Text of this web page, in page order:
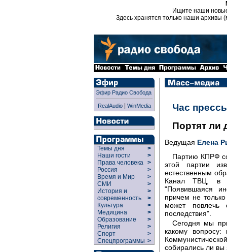
Ищите наши
Здесь хранятся только наши архивы
Эфир Радио Свобода
RealAudio| WinMedia
Темы дня
>
Наши гости
>
Права человека >
Россия
>
Время и Мир
>
СМИ
>
История и
современность
>
>
Культура
>
Медицина
>
Образование
>
Религия
>
Спорт
>
Спецпрограммы >
Час
Портят ли
Ведущая Елена
Партию КПРФ
этой партии
естественным
Канал ТВЦ, в
"Появившаяся
причем не
может повлечь
последствия".
Сегодня мы
какому
собирались ли вы